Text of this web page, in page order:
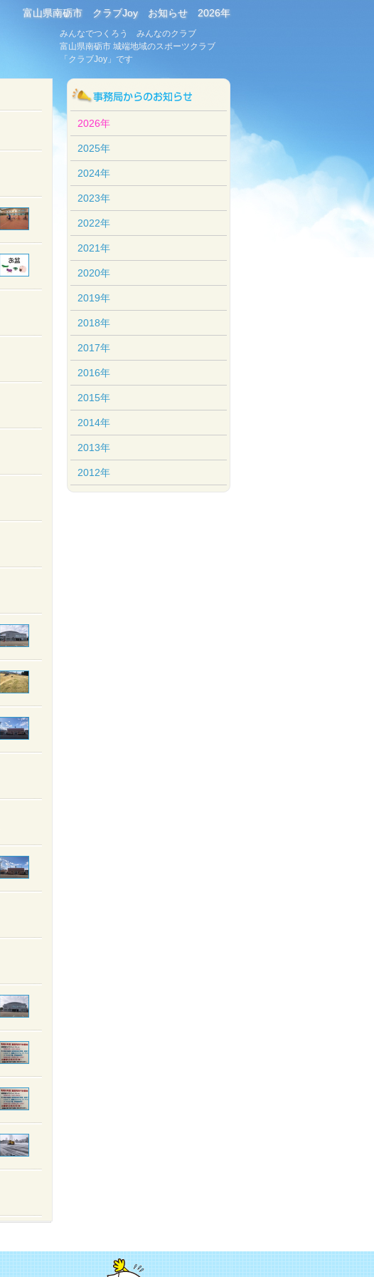
富山県南砺市 クラブJoy お知らせ 2026年
みんなでつくろう みんなのクラブ
富山県南砺市 城端地域のスポーツクラブ
「クラブJoy」です
2026年
2025年
2024年
2023年
2022年
2021年
2020年
2019年
2018年
2017年
2016年
2015年
2014年
2013年
2012年